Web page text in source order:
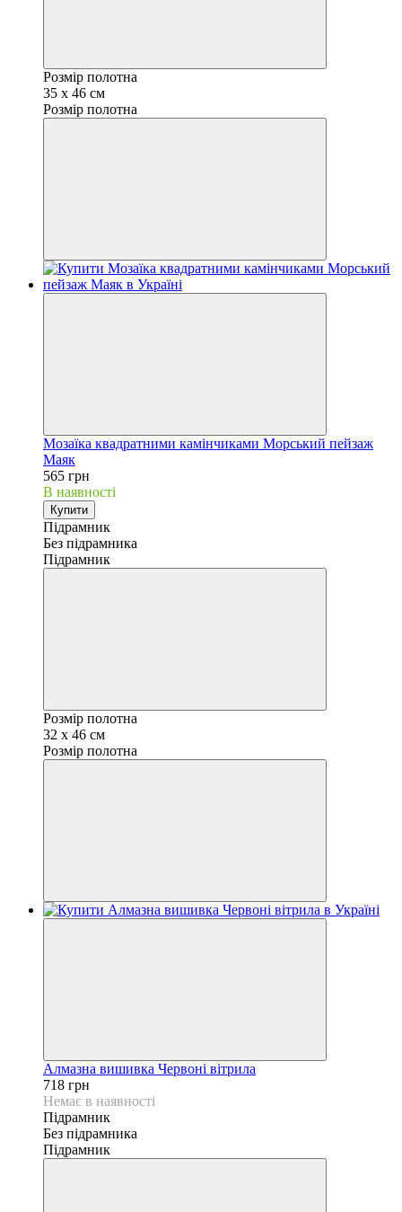
Розмір полотна
35 х 46 см
Розмір полотна
Мозаїка квадратними камінчиками Морський пейзаж
Маяк
565 грн
В наявності
Купити
Підрамник
Без підрамника
Підрамник
Розмір полотна
32 х 46 см
Розмір полотна
Алмазна вишивка Червоні вітрила
718 грн
Немає в наявності
Підрамник
Без підрамника
Підрамник